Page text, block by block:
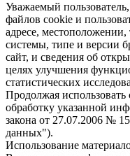
Уважаемый
файлов cookie и
адресе,
системы, типе и версии
сайт, и сведения об
целях улучшения
статистических
Продолжая использовать
обработку указанной
закона от 27.07.2006 №
данных").
Использование